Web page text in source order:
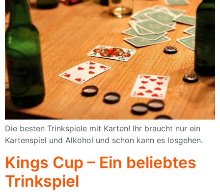
Die besten Trinkspiele mit Karten! Ihr braucht nur ein
Kartenspiel und Alkohol und schon kann es losgehen.
Kings Cup – Ein beliebtes
Trinkspiel